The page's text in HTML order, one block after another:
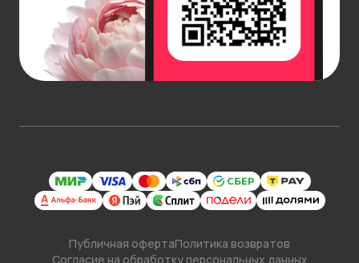
Публичная офертаПолитика возвратов
Согласие на обработку персональных данных